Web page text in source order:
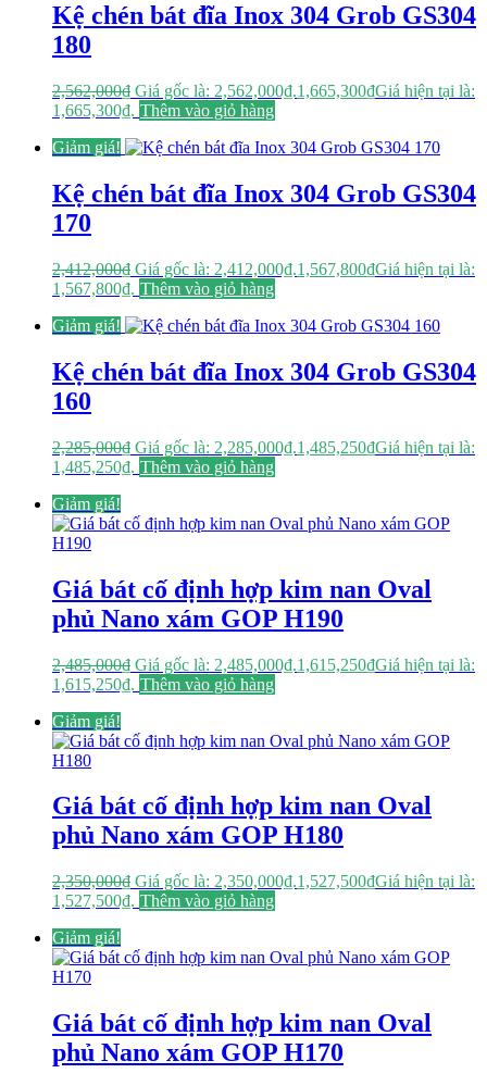
Kệ chén bát đĩa Inox 304 Grob GS304
180
2,562,000₫ Giá gốc là: 2,562,000₫.1,665,300₫Giá hiện tại là:
1,665,300₫. Thêm vào giỏ hàng
Giảm giá!
Kệ chén bát đĩa Inox 304 Grob GS304
170
2,412,000₫ Giá gốc là: 2,412,000₫.1,567,800₫Giá hiện tại là:
1,567,800₫. Thêm vào giỏ hàng
Giảm giá!
Kệ chén bát đĩa Inox 304 Grob GS304
160
2,285,000₫ Giá gốc là: 2,285,000₫.1,485,250₫Giá hiện tại là:
1,485,250₫. Thêm vào giỏ hàng
Giảm giá!
Giá bát cố định hợp kim nan Oval
phủ Nano xám GOP H190
2,485,000₫ Giá gốc là: 2,485,000₫.1,615,250₫Giá hiện tại là:
1,615,250₫. Thêm vào giỏ hàng
Giảm giá!
Giá bát cố định hợp kim nan Oval
phủ Nano xám GOP H180
2,350,000₫ Giá gốc là: 2,350,000₫.1,527,500₫Giá hiện tại là:
1,527,500₫. Thêm vào giỏ hàng
Giảm giá!
Giá bát cố định hợp kim nan Oval
phủ Nano xám GOP H170